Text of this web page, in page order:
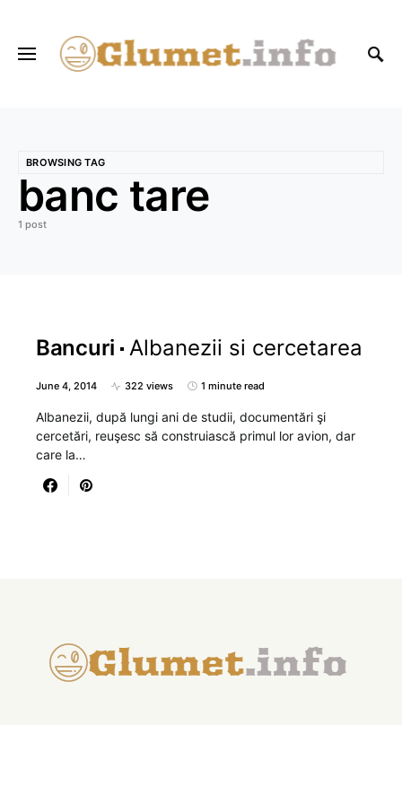
BROWSING TAG
banc tare
1 post
Bancuri Albanezii si cercetarea
June 4, 2014 322 views 1 minute read
Albanezii, după lungi ani de studii, documentări şi
cercetări, reuşesc să construiască primul lor avion, dar
care la…